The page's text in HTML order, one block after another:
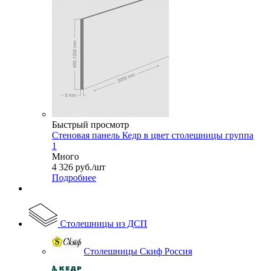
Быстрый просмотр
Стеновая панель Кедр в цвет столешницы группа
1
Много
4 326 руб./шт
Подробнее
Столешницы из ДСП
Столешницы Скиф Россия